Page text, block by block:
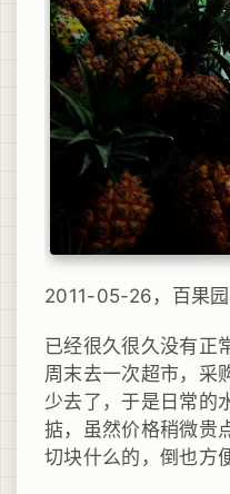
2011-05-26，百果园
已经很久很久没有正
周末去一次超市，采
少去了，于是日常的
掂，虽然价格稍微贵
切块什么的，倒也方